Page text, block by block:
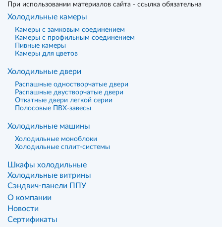
При использовании материалов сайта - ссылка обязательна
Холодильные камеры
Камеры с замковым соединением
Камеры с профильным соединением
Пивные камеры
Камеры для цветов
Холодильные двери
Распашные одностворчатые двери
Распашные двустворчатые двери
Откатные двери легкой серии
Полосовые ПВХ-завесы
Холодильные машины
Холодильные моноблоки
Холодильные сплит-системы
Шкафы холодильные
Холодильные витрины
Сэндвич-панели ППУ
О компании
Новости
Сертификаты